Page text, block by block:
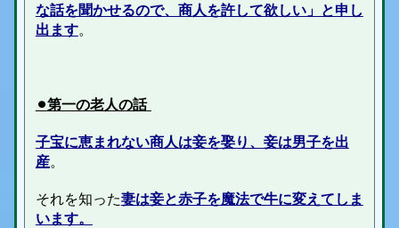
な話を聞かせるので、商人を許して欲しい」と申し
出ます。
⚫︎第一の老人の話
子宝に恵まれない商人は妾を娶り、妾は男子を出
産。
それを知った妻は妾と赤子を魔法で牛に変えてしま
います。